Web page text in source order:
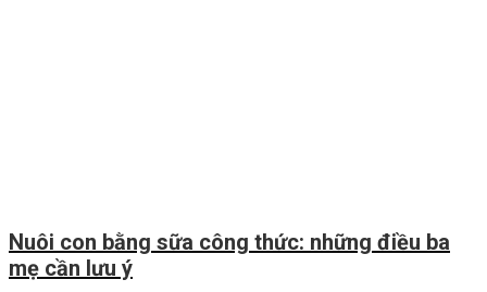
Nuôi con bằng sữa công thức: những điều ba
mẹ cần lưu ý